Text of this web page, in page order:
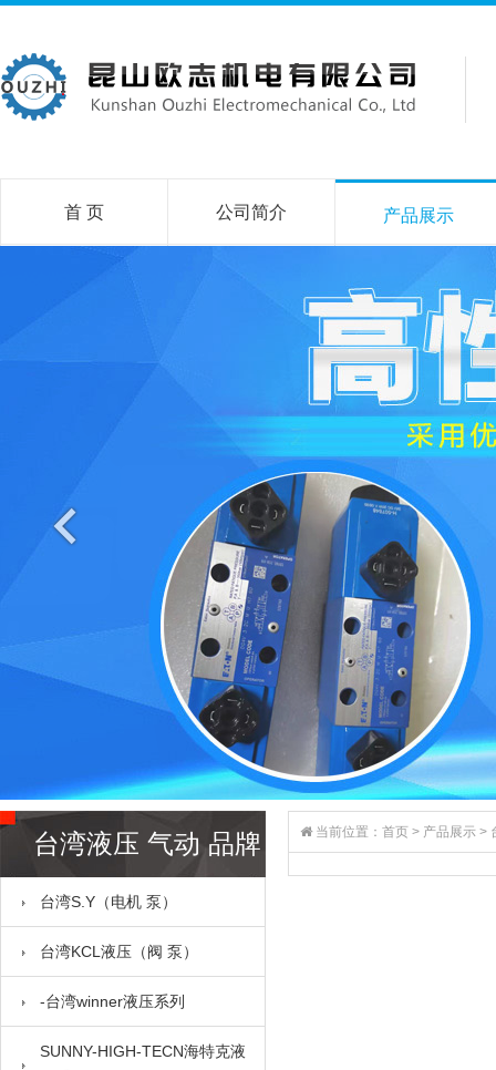
首 页 公司简介 产品展示
台湾液压 气动 品牌
全系列
台湾S.Y（电机 泵）
台湾KCL液压（阀 泵）
-台湾winner液压系列
SUNNY-HIGH-TECN海特克液
当前位置： 首页 > 产品展示 >